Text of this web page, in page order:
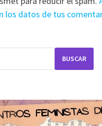
los datos de tus
BUSCAR